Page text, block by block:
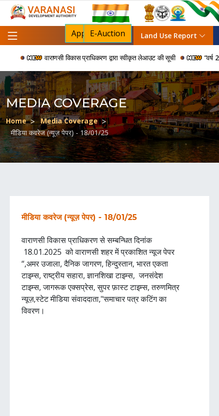
Apply For NOC
E-Auction Land Use Report
वाराणसी विकास प्राधिकरण द्वारा स्वीकृत लेआउट की सूची “वर्ष
MEDIA COVERAGE
Home
Media Coverage
मीडिया कवरेज (न्यूज़ पेपर) - 18/01/25
मीडिया कवरेज (न्यूज़ पेपर) - 18/01/25
वाराणसी विकास प्राधिकरण से सम्बन्धित दिनांक
18.01.2025 को वाराणसी शहर में प्रकाशित न्यूज पेपर
“,अमर उजाला, दैनिक जागरण, हिन्दुस्तान, भारत एकता
टाइम्स, राष्ट्रीय सहारा, ज्ञानशिखा टाइम्स, जनसंदेश
टाइम्स, जागरूक एक्सप्रेस, सुपर फ़ास्ट टाइम्स, तरुणमित्र
न्यूज़,स्टेट मीडिया संवाददाता,"समाचार पत्र कटिंग का
विवरण।